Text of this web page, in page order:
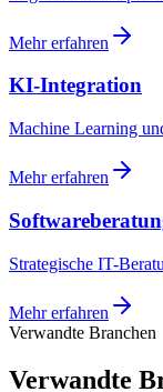
Mehr erfahren
KI-Integration
Machine Learning
Mehr erfahren
Strategische IT-
Mehr erfahren
Verwandte Branchen
Verwandte